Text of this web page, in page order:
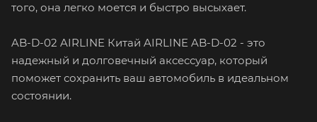
того, она легко моется и быстро высыхает.
AB-D-02 AIRLINE Китай AIRLINE AB-D-02 - это
надежный и долговечный аксессуар, который
поможет сохранить ваш автомобиль в идеальном
состоянии.